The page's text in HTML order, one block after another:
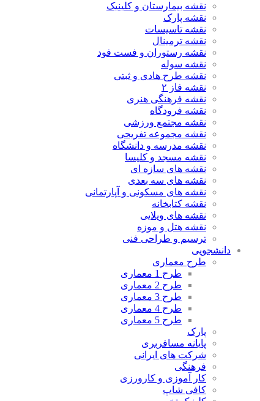
نقشه بیمارستان و کلینیک
نقشه پارک
نقشه تاسیسات
نقشه ترمینال
نقشه رستوران و فست فود
نقشه سوله
نقشه طرح هادی و ثبتی
نقشه فاز ۲
نقشه فرهنگی هنری
نقشه فرودگاه
نقشه مجتمع ورزشی
نقشه مجموعه تفریحی
نقشه مدرسه و دانشگاه
نقشه مسجد و کلیسا
نقشه های سازه ای
نقشه های سه بعدی
نقشه های مسکونی و آپارتمانی
نقشه کتابخانه
نقشه های ویلایی
نقشه هتل و موزه
ترسیم و طراحی فنی
دانشجویی
طرح معماری
طرح 1 معماری
طرح 2 معماری
طرح 3 معماری
طرح 4 معماری
طرح 5 معماری
پارک
پایانه مسافربری
شرکت های ایرانی
فرهنگی
کار آموزی و کارورزی
کافی شاپ